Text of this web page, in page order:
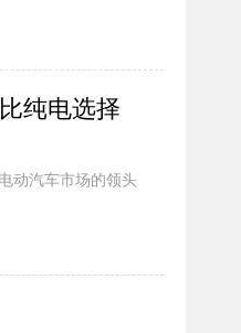
纯电选择
动汽车市场的领头